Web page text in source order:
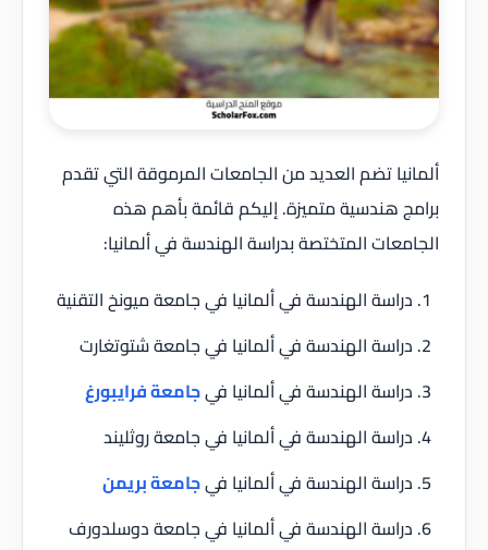
ألمانيا تضم العديد من الجامعات المرموقة التي تقدم
برامج هندسية متميزة. إليكم قائمة بأهم هذه
الجامعات المتختصة بدراسة الهندسة في ألمانيا:
دراسة الهندسة في ألمانيا في جامعة ميونخ التقنية
دراسة الهندسة في ألمانيا في جامعة شتوتغارت
دراسة الهندسة في ألمانيا فيجامعة فرايبورغ
دراسة الهندسة في ألمانيا في جامعة روثليند
دراسة الهندسة في ألمانيا فيجامعة بريمن
دراسة الهندسة في ألمانيا في جامعة دوسلدورف